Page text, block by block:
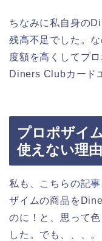
ちなみに私自身の
残高不足でした。
度額を高くしてプ
Diners Clubカード
プロポザイ
使えない理
私も、こちらの記
ザイムの商品を
のに！と、思って
した。でも、、、。